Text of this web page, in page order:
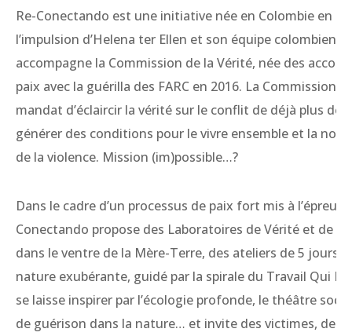
Re-Conectando est une initiative née en Colombie en
l’impulsion d’Helena ter Ellen et son équipe
accompagne la Commission de la Vérité, née des
paix avec la guérilla des FARC en 2016. La Commission a
mandat d’éclaircir la vérité sur le conflit de déjà plus de
générer des conditions pour le vivre ensemble et la
de la violence. Mission (im)possible…?
Dans le cadre d’un processus de paix fort mis à
Conectando propose des Laboratoires de Vérité et de
dans le ventre de la Mère-Terre, des ateliers de 5 jours
nature exubérante, guidé par la spirale du Travail Qui
se laisse inspirer par l’écologie profonde, le théâtre
de guérison dans la nature… et invite des victimes, des